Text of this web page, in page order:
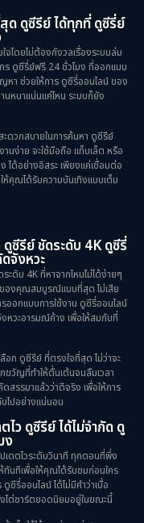
ด ดูซีรีย์ ได้ทุกที่ ดูซีรี่ย์
โดยไม่ต้องกังวลเรื่องระบบล่ม
ร ดูซีรี่ย์ฟรี 24 ชั่วโมง ที่ออกแบบ
หา ช่วยให้การ ดูซีรี่ออนไลน์ ของ
นหนาแน่นแค่ไหน ระบบก็ยัง
ะดวกสบายในการค้นหา ดูซีรีย์
นง่าย จะใช้มือถือ แท็บเล็ต หรือ
ได้อย่างอิสระ เพียงแค่เชื่อมต่อ
ห้คุณได้รับความบันเทิงแบบเต็ม
ซีรีย์ ชัดระดับ 4K ดูซีรี่
จังหวะ
ะดับ 4K ที่หาจากไหนไม่ได้ง่ายๆ
ของคุณสมบูรณ์แบบที่สุด ไม่เสีย
ออกแบบการใช้งาน ดูซีรี่ออนไลน์
หวะอารมณ์ค้าง เพื่อให้สมกับที่
อก ดูซีรีย์ ที่ตรงใจที่สุด ไม่ว่าจะ
ขวัญที่ทำให้ตื่นเต้นจนลืมเวลา
สรรมาแล้วว่าดีจริง เพื่อให้การ
ไปอย่างแน่นอน
ว ดูซีรีย์ ได้ไม่จำกัด ดู
ง
ดตไวระดับวินาที ทุกตอนที่พึ่ง
ทันทีเพื่อให้คุณได้รับชมก่อนใคร
ซีรี่ออนไลน์ ได้ไม่มีคำว่าเบื่อ
ไต่ชาร์ตยอดนิยมอยู่ในขณะนี้